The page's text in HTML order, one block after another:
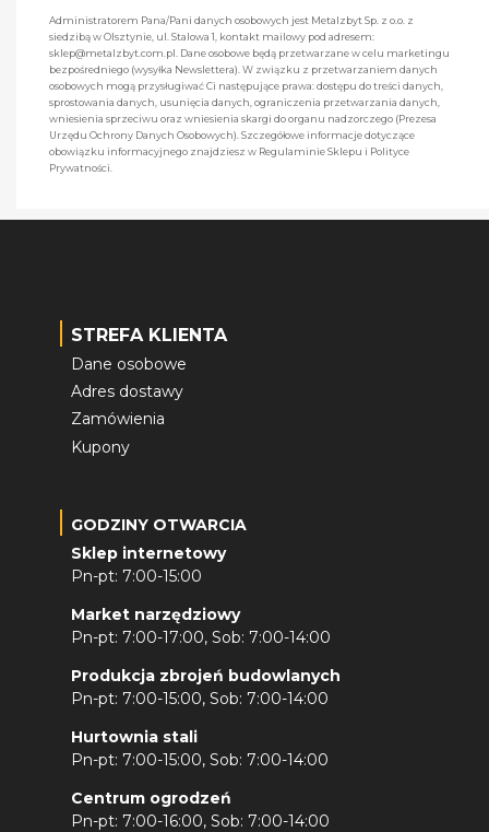
Administratorem Pana/Pani danych osobowych jest Metalzbyt Sp. z o.o. z
siedzibą w Olsztynie, ul. Stalowa 1, kontakt mailowy pod adresem:
sklep@metalzbyt.com.pl. Dane osobowe będą przetwarzane w celu marketingu
bezpośredniego (wysyłka Newslettera). W związku z przetwarzaniem danych
osobowych mogą przysługiwać Ci następujące prawa: dostępu do treści danych,
sprostowania danych, usunięcia danych, ograniczenia przetwarzania danych,
wniesienia sprzeciwu oraz wniesienia skargi do organu nadzorczego (Prezesa
Urzędu Ochrony Danych Osobowych). Szczegółowe informacje dotyczące
obowiązku informacyjnego znajdziesz w Regulaminie Sklepu i Polityce
Prywatności.
STREFA KLIENTA
Dane osobowe
Adres dostawy
Zamówienia
Kupony
GODZINY OTWARCIA
Sklep internetowy
Pn-pt: 7:00-15:00
Market narzędziowy
Pn-pt: 7:00-17:00, Sob: 7:00-14:00
Produkcja zbrojeń budowlanych
Pn-pt: 7:00-15:00, Sob: 7:00-14:00
Hurtownia stali
Pn-pt: 7:00-15:00, Sob: 7:00-14:00
Centrum ogrodzeń
Pn-pt: 7:00-16:00, Sob: 7:00-14:00